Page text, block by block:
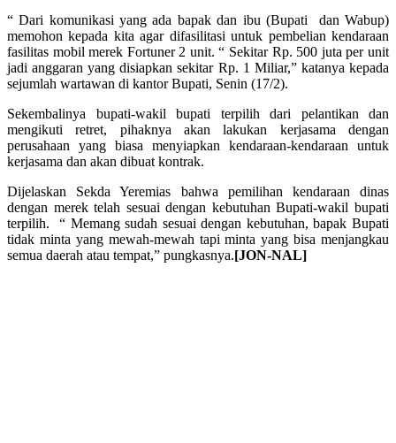
“ Dari komunikasi yang ada bapak dan ibu (Bupati dan Wabup)
memohon kepada kita agar difasilitasi untuk pembelian kendaraan
fasilitas mobil merek Fortuner 2 unit. “ Sekitar Rp. 500 juta per unit
jadi anggaran yang disiapkan sekitar Rp. 1 Miliar,” katanya kepada
sejumlah wartawan di kantor Bupati, Senin (17/2).
Sekembalinya bupati-wakil bupati terpilih dari pelantikan dan
mengikuti retret, pihaknya akan lakukan kerjasama dengan
perusahaan yang biasa menyiapkan kendaraan-kendaraan untuk
kerjasama dan akan dibuat kontrak.
Dijelaskan Sekda Yeremias bahwa pemilihan kendaraan dinas
dengan merek telah sesuai dengan kebutuhan Bupati-wakil bupati
terpilih. “ Memang sudah sesuai dengan kebutuhan, bapak Bupati
tidak minta yang mewah-mewah tapi minta yang bisa menjangkau
semua daerah atau tempat,” pungkasnya.[JON-NAL]